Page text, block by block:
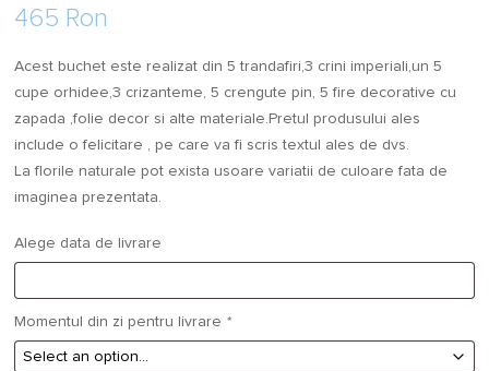
465 Ron
Acest buchet este realizat din 5 trandafiri,3 crini imperiali,un 5
cupe orhidee,3 crizanteme, 5 crengute pin, 5 fire decorative cu
zapada ,folie decor si alte materiale.Pretul produsului ales
include o felicitare , pe care va fi scris textul ales de dvs.
La florile naturale pot exista usoare variatii de culoare fata de
imaginea prezentata.
Alege data de livrare
Momentul din zi pentru livrare *